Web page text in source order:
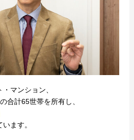
マンション、
合計65世帯を所有し、
ます。